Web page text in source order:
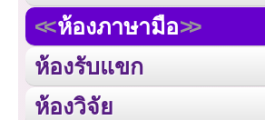
ห้องภาษามือ
ห้องรับแขก
ห้องวิจัย